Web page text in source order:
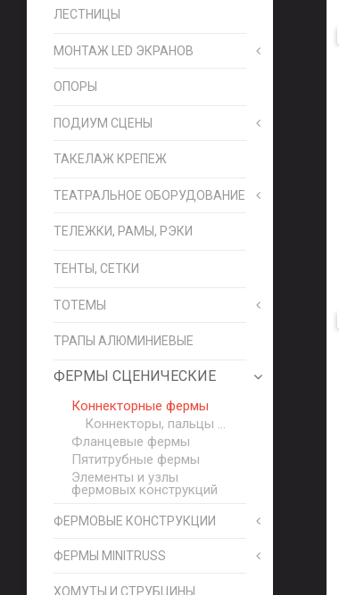
ЛЕСТНИЦЫ
МОНТАЖ LED ЭКРАНОВ
ОПОРЫ
ПОДИУМ СЦЕНЫ
ТАКЕЛАЖ КРЕПЕЖ
ТЕАТРАЛЬНОЕ ОБОРУДОВАНИЕ
ТЕЛЕЖКИ, РАМЫ, РЭКИ
ТЕНТЫ, СЕТКИ
ТОТЕМЫ
ТРАПЫ АЛЮМИНИЕВЫЕ
ФЕРМЫ СЦЕНИЧЕСКИЕ
Коннекторные фермы
Коннекторы, пальцы ...
Фланцевые фермы
Пятитрубные фермы
Элементы и узлы
фермовых конструкций
ФЕРМОВЫЕ КОНСТРУКЦИИ
ФЕРМЫ MINITRUSS
ХОМУТЫ И СТРУБЦИНЫ